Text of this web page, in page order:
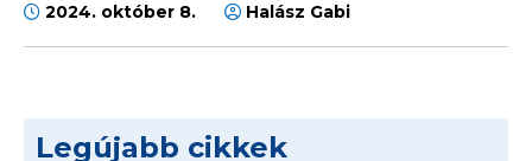
2024. október 8. Halász Gabi
Legújabb cikkek